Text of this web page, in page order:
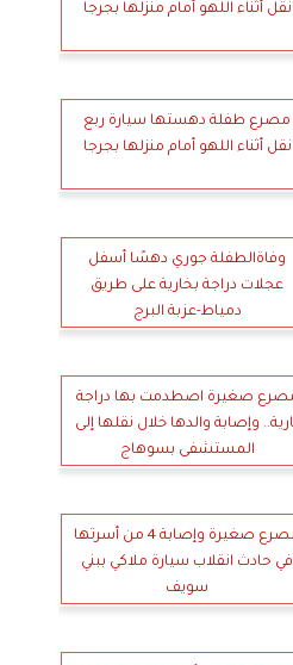
نقل أثناء اللهو أمام منزلها بجرجا
مصرع طفلة دهستها سيارة ربع
نقل أثناء اللهو أمام منزلها بجرجا
وفاةالطفلة جوري دهسًا أسفل
عجلات دراجة بخارية على طريق
دمياط-عزبة البرج
صغيرة اصطدمت بها دراجة
وإصابة والدها خلال نقلها إلى
المستشفى بسوهاج
مصرع صغيرة وإصابة 4 من أسرتها
في حادث انقلاب سيارة ملاكي ببني
سويف